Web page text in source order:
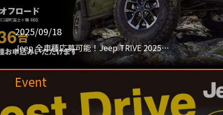
2025/09/18
Jeep 全車種応募可能！Jeep TRIVE 2025…
Event